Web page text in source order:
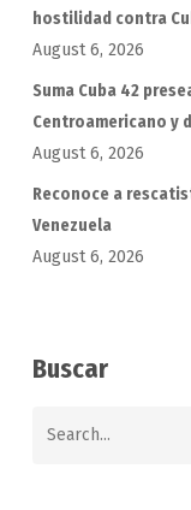
hostilidad contra
August 6, 2026
Suma Cuba 42
Centroamericano y
August 6, 2026
Reconoce a
Venezuela
August 6, 2026
Buscar